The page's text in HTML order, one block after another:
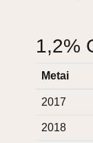
1,2%
Metai
2017
2018